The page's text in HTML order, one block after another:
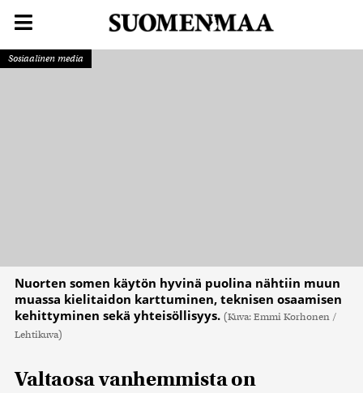
Sosiaalinen media
Nuorten somen käytön hyvinä puolina nähtiin muun
muassa kielitaidon karttuminen, teknisen osaamisen
kehittyminen sekä yhteisöllisyys. (Kuva: Emmi Korhonen /
Lehtikuva)
Valtaosa vanhemmista on